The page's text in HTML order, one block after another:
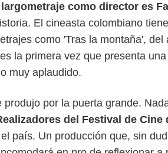
como director es
El cineasta colombiano
como 'Tras la montaña', del
la primera vez que presenta
muy aplaudido.
produjo por la puerta grande.
del Festival de Cine
país. Un producción que, sin